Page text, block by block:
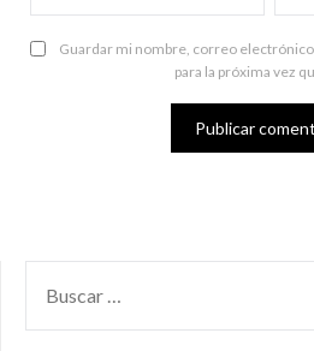
Guardar mi nombre, correo
para la próxima vez
POR: